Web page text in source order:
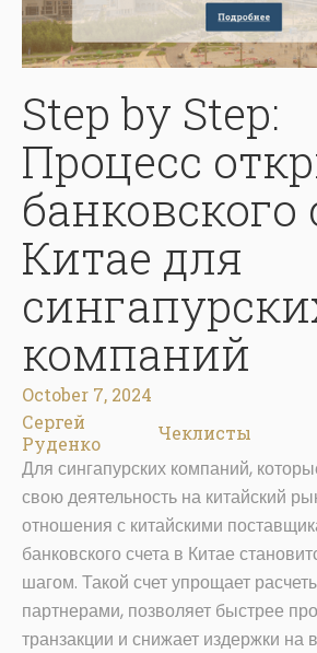
Step by Step:
Процесс
банковского
Китае для
компаний
October 7, 2024
Сергей
Руденко
Чеклисты
Для сингапурских компаний,
свою деятельность на китайский
отношения с китайскими
банковского счета в Китае
шагом. Такой счет упрощает
партнерами, позволяет быстрее
транзакции и снижает издержки на